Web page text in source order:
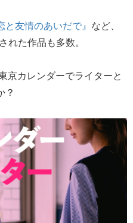
と友情のあいだで』 など、
れた作品も多数。
京カレンダーでライターと
？